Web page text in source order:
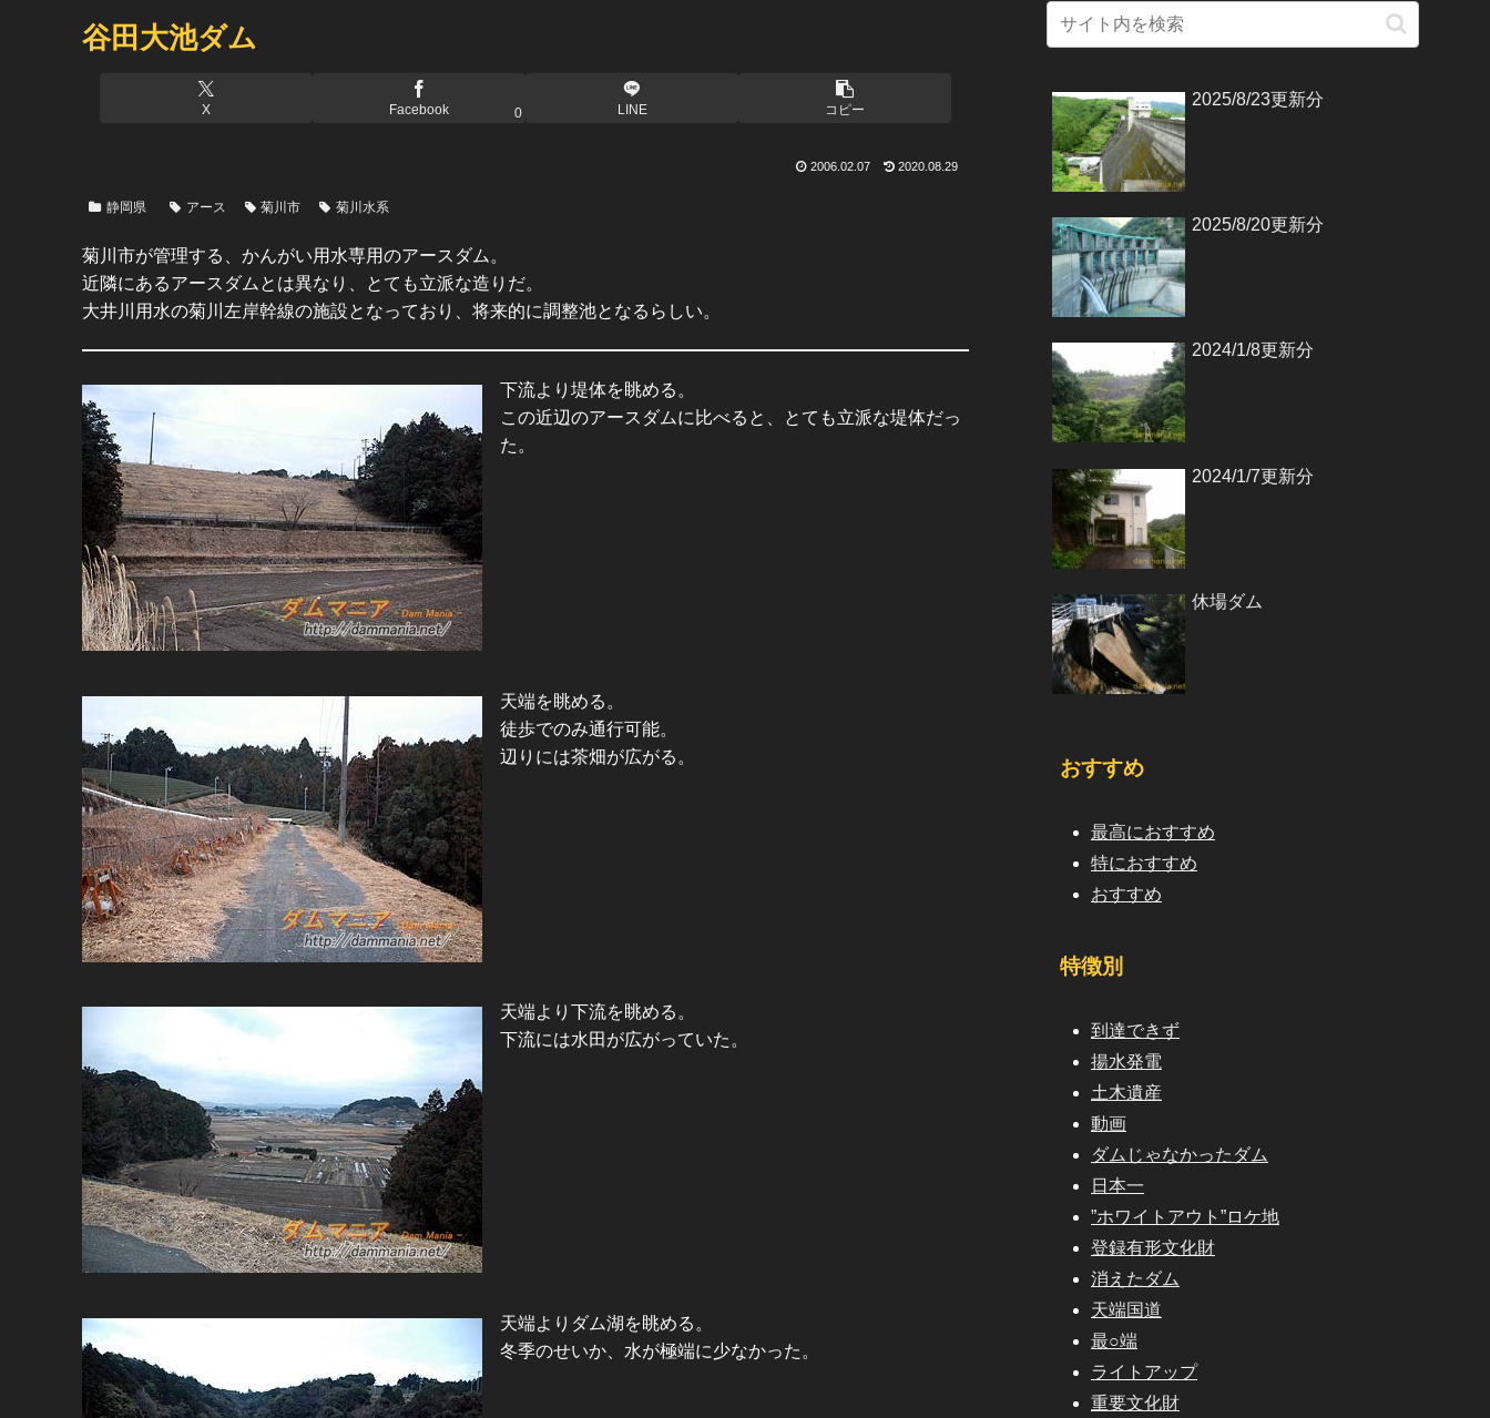
谷田大池ダム
X Facebook 0 LINE コピー
2006.02.07 2020.08.29
静岡県 アース 菊川市 菊川水系
菊川市が管理する、かんがい用水専用のアースダム。
近隣にあるアースダムとは異なり、とても立派な造りだ。
大井川用水の菊川左岸幹線の施設となっており、将来的に調整池となるらしい。
下流より堤体を眺める。
この近辺のアースダムに比べると、とても立派な堤体だっ
た。
天端を眺める。
徒歩でのみ通行可能。
辺りには茶畑が広がる。
天端より下流を眺める。
下流には水田が広がっていた。
天端よりダム湖を眺める。
冬季のせいか、水が極端に少なかった。
2025/8/23更新分
2025/8/20更新分
2024/1/8更新分
2024/1/7更新分
休場ダム
おすすめ
最高におすすめ
特におすすめ
おすすめ
特徴別
到達できず
揚水発電
土木遺産
動画
ダムじゃなかったダム
日本一
”ホワイトアウト”ロケ地
登録有形文化財
消えたダム
天端国道
最○端
ライトアップ
重要文化財